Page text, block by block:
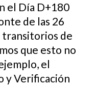
el Día D+180
de las 26
transitorios de
que esto no
el
y Verificación